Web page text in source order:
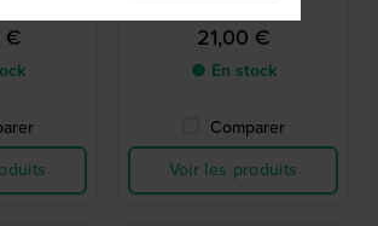
€ 21,00 €
● En stock
Comparer
Voir les produits